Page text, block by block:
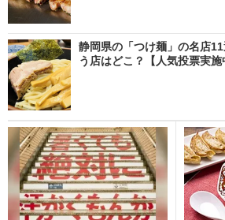
静岡県の「つけ麺」の名店
う店はどこ？【人気投票実施